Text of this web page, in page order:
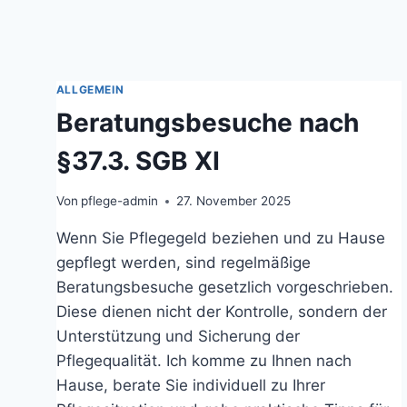
ALLGEMEIN
Beratungsbesuche nach
§37.3. SGB XI
Von pflege-admin 27. November 2025
Wenn Sie Pflegegeld beziehen und zu Hause
gepflegt werden, sind regelmäßige
Beratungsbesuche gesetzlich vorgeschrieben.
Diese dienen nicht der Kontrolle, sondern der
Unterstützung und Sicherung der
Pflegequalität. Ich komme zu Ihnen nach
Hause, berate Sie individuell zu Ihrer